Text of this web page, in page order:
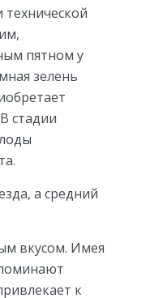
пятном у
зелень
стадии
а средний
вкусом. Имея
к